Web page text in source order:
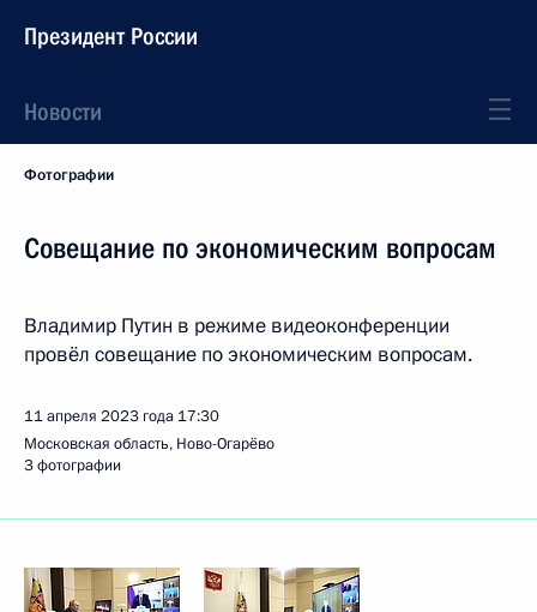
Президент России
Новости
Фотографии
Совещание по экономическим вопросам
Владимир Путин в режиме видеоконференции
провёл совещание по экономическим вопросам.
11 апреля 2023 года 17:30
Московская область, Ново-Огарёво
3 фотографии